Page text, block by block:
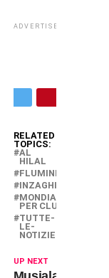
ADVERTISEMENT
RELATED
TOPICS:
AL
HILAL
FLUMINENSE
INZAGHI
MONDIALE
PER CLUB
TUTTE-
LE-
NOTIZIE
UP NEXT